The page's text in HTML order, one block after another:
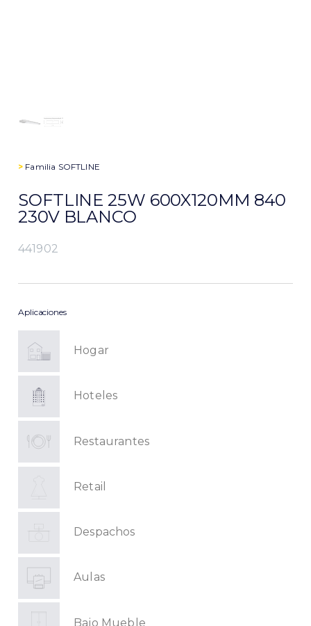
> Familia SOFTLINE
SOFTLINE 25W 600X120MM 840
230V BLANCO
441902
Aplicaciones
Hogar
Hoteles
Restaurantes
Retail
Despachos
Aulas
Bajo Mueble